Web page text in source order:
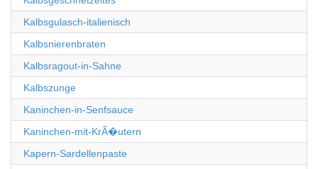
Kalbsgulasch-italienisch
Kalbsnierenbraten
Kalbsragout-in-Sahne
Kalbszunge
Kaninchen-in-Senfsauce
Kaninchen-mit-KrÃ�utern
Kapern-Sardellenpaste